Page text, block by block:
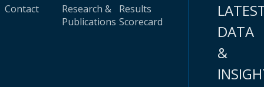
Contact
Research &
Publications
Results
Scorecard
DATA
&